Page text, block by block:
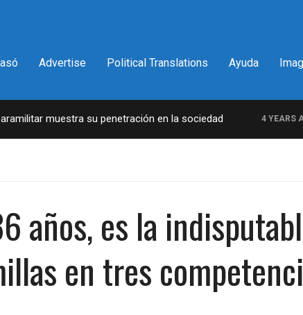
Advertise Political Translations Ayuda
muestra su penetración en la sociedad 4 YEARS AGO
años, es la
en tres